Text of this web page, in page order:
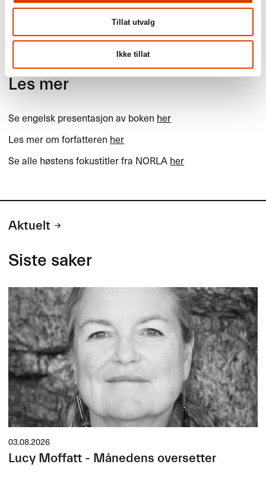
Tillat utvalg
Ikke tillat
Les mer
Se engelsk presentasjon av boken her
Les mer om forfatteren her
Se alle høstens fokustitler fra NORLA her
Aktuelt
Siste saker
03.08.2026
Lucy Moffatt - Månedens oversetter